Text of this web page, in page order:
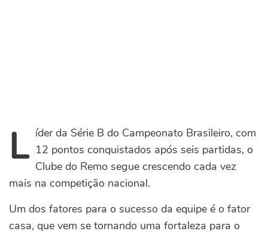
L íder da Série B do Campeonato Brasileiro, com
12 pontos conquistados após seis partidas, o
Clube do Remo segue crescendo cada vez
mais na competição nacional.
Um dos fatores para o sucesso da equipe é o fator
casa, que vem se tornando uma fortaleza para o